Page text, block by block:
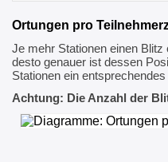
Ortungen pro
Je mehr Stationen einen
desto genauer ist dessen
Stationen ein
Achtung: Die Anzahl der